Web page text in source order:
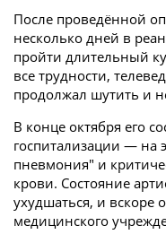
После проведённой
несколько дней в
пройти длительный
все трудности,
продолжал шутить и
В конце октября его
госпитализации — на
пневмония" и
крови. Состояние
ухудшаться, и вскоре
медицинского